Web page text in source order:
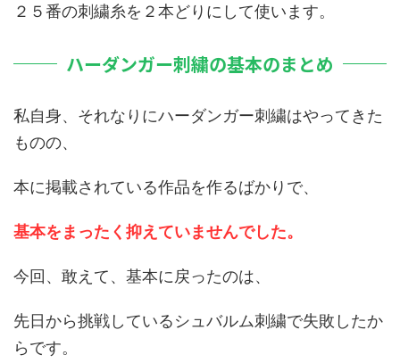
２５番の刺繍糸を２本どりにして使います。
ハーダンガー刺繍の基本のまとめ
私自身、それなりにハーダンガー刺繍はやってきた
ものの、
本に掲載されている作品を作るばかりで、
基本をまったく抑えていませんでした。
今回、敢えて、基本に戻ったのは、
先日から挑戦しているシュバルム刺繍で失敗したか
らです。